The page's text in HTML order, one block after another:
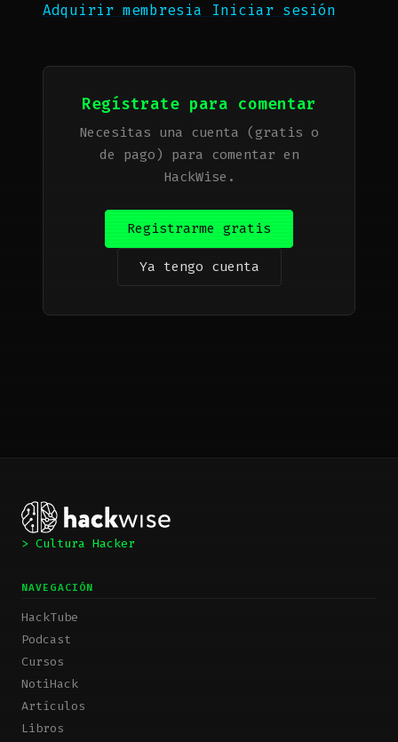
Adquirir membresia Iniciar sesión
Regístrate para comentar
Necesitas una cuenta (gratis o
de pago) para comentar en
HackWise.
Registrarme gratis
Ya tengo cuenta
> Cultura Hacker
NAVEGACIÓN
HackTube
Podcast
Cursos
NotiHack
Artículos
Libros